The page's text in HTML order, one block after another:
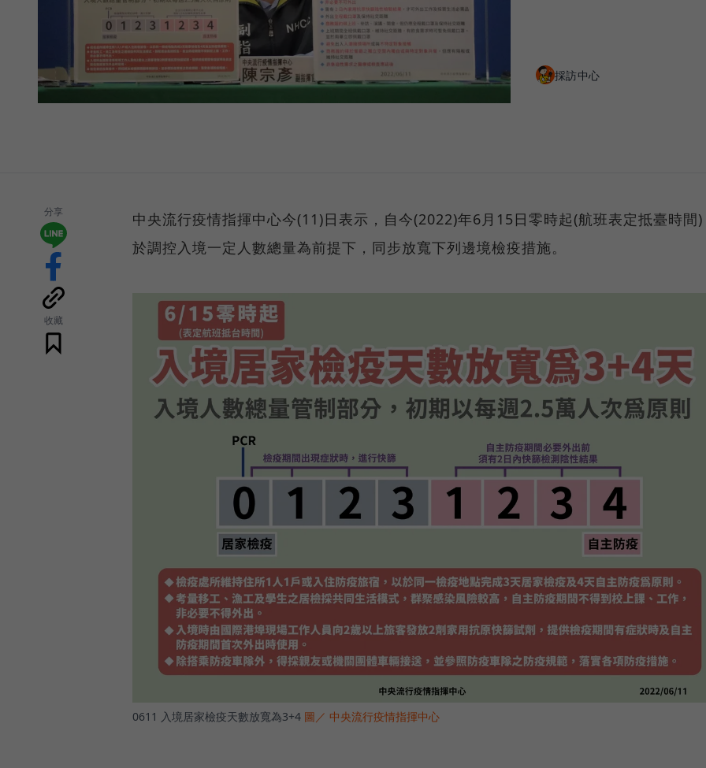
採訪中心
分享
收藏
中央流行疫情指揮中心今(11)日表示，自今(2022)年6月15日零時起(航班表定抵臺時間)
於調控入境一定人數總量為前提下，同步放寬下列邊境檢疫措施。
0611 入境居家檢疫天數放寬為3+4 圖／ 中央流行疫情指揮中心